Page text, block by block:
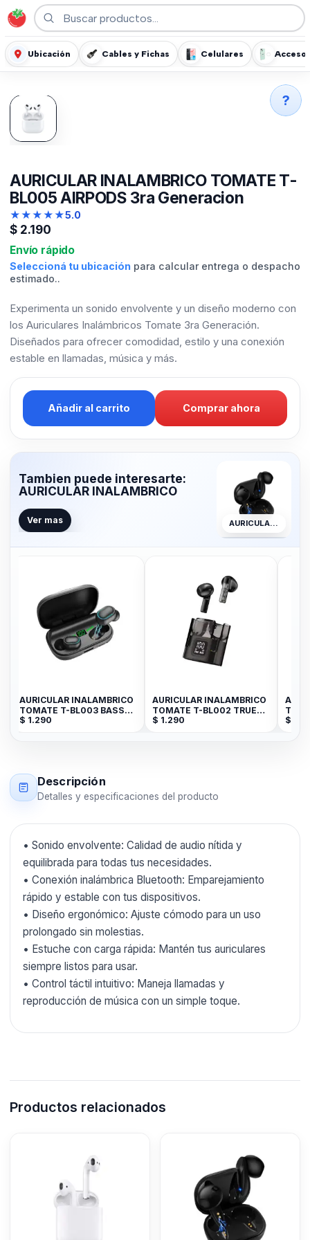
Ubicación Cables y Fichas Celulares
AURICULAR INALAMBRICO TOMATE T-
BL005 AIRPODS 3ra Generacion
★★★★★5.0
$ 2.190
Envío rápido
Seleccioná tu ubicación para calcular entrega o despacho
estimado..
Experimenta un sonido envolvente y un diseño moderno con
los Auriculares Inalámbricos Tomate 3ra Generación.
Diseñados para ofrecer comodidad, estilo y una conexión
estable en llamadas, música y más.
Añadir al carrito Comprar ahora
Tambien puede interesarte:
AURICULAR INALAMBRICO
Ver mas AURICULAR INALAMBRICO
AURICULAR INALAMBRICO
TOMATE T-BL003 BASS
3D
$ 1.290
AURICULAR INALAMBRICO
TOMATE T-BL002 TRUE
WIRELESS
$ 1.290
$
Descripción
Detalles y especificaciones del producto
• Sonido envolvente: Calidad de audio nítida y
equilibrada para todas tus necesidades.
• Conexión inalámbrica Bluetooth: Emparejamiento
rápido y estable con tus dispositivos.
• Diseño ergonómico: Ajuste cómodo para un uso
prolongado sin molestias.
• Estuche con carga rápida: Mantén tus auriculares
siempre listos para usar.
• Control táctil intuitivo: Maneja llamadas y
reproducción de música con un simple toque.
Productos relacionados
?